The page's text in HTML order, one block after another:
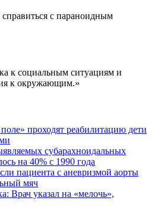
с параноидным
к социальным ситуациям и
к окружающим.»
проходят реабилитацию дети
субарахноидальных
на 40% с 1990 года
пациента с аневризмой аорты
мяч
Врач указал на «мелочь»,